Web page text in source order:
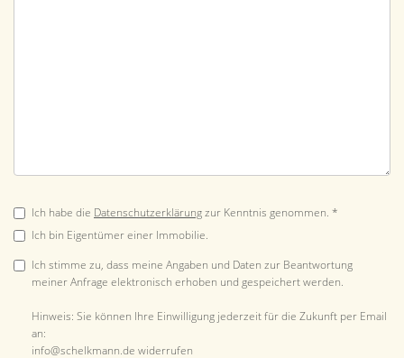
Ich habe die Datenschutzerklärungzur Kenntnis genommen. *
Ich bin Eigentümer einer Immobilie.
Ich stimme zu, dass meine Angaben und Daten zur Beantwortung
meiner Anfrage elektronisch erhoben und gespeichert werden.
Hinweis: Sie können Ihre Einwilligung jederzeit für die Zukunft per Email
an:
info@schelkmann.de widerrufen